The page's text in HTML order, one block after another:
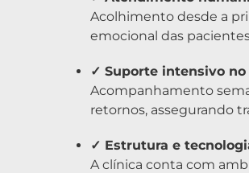
Acolhimento desde a
emocional das
✓ Suporte intensivo
Acompanhamento
retornos, assegurando
✓ Estrutura e
A clínica conta com